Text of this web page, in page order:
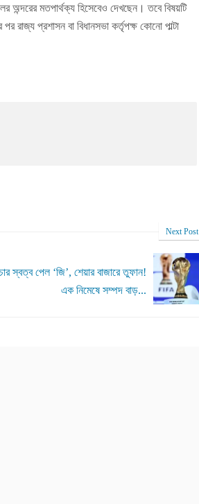
অন্দরের মতপার্থক্য হিসেবেও দেখছেন। তবে বিষয়টি
রাজ্য প্রশাসন বা বিধানসভা কর্তৃপক্ষ কোনো পাল্টা
Next Post
স্বত্ব পেল ‘জি’, শেয়ার বাজারে তুফান!
এক নিমেষে সম্পদ বাড়...